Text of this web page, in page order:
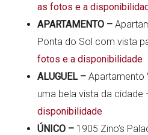
as fotos e a
APARTAMENTO –
Ponta do Sol com vista
fotos e a disponibilidade
ALUGUEL –Apartamento
uma bela vista da cidade
disponibilidade
ÚNICO – 1905 Zino’s